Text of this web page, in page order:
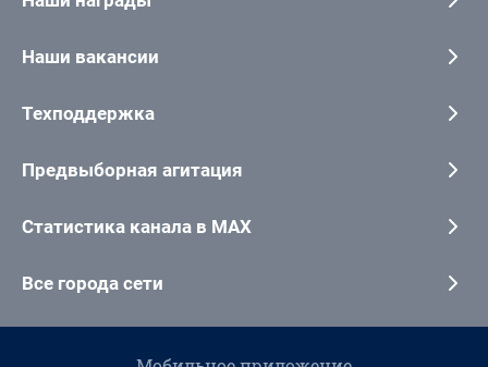
Наши вакансии
Техподдержка
Предвыборная агитация
Статистика канала в MAX
Все города сети